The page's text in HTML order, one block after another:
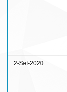
2-Set-2020